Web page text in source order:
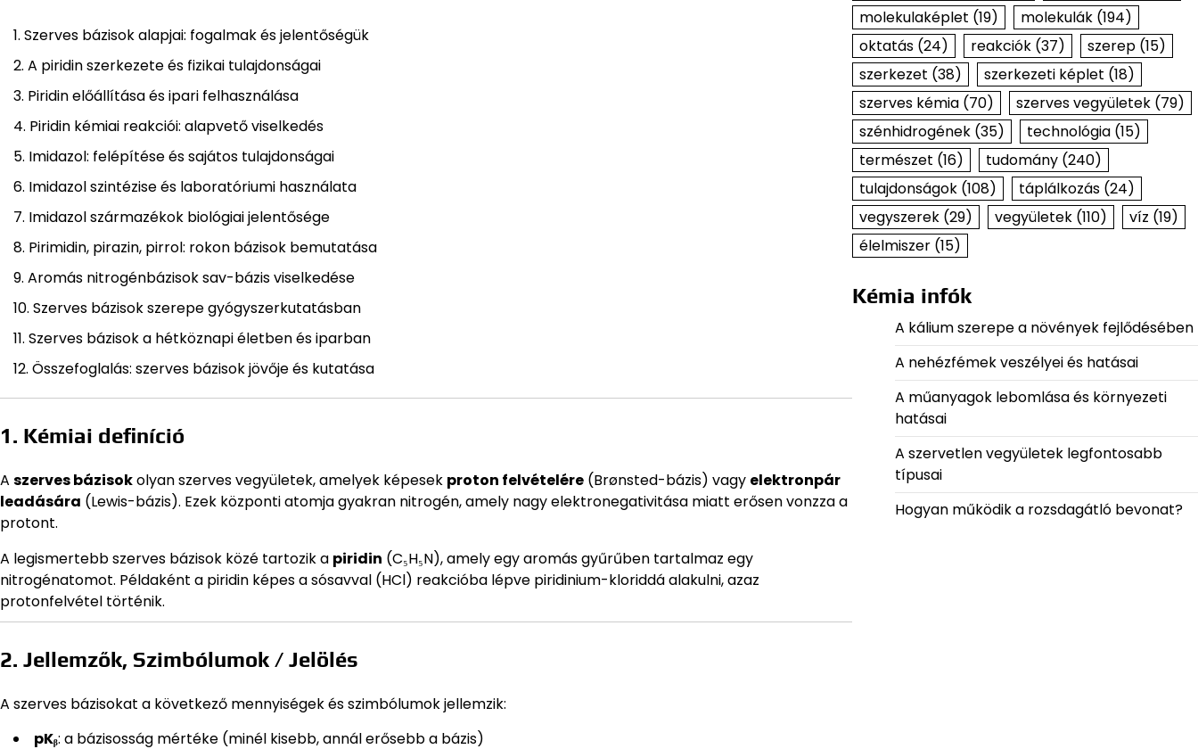
Szerves bázisok alapjai: fogalmak és jelentőségük
A piridin szerkezete és fizikai tulajdonságai
Piridin előállítása és ipari felhasználása
Piridin kémiai reakciói: alapvető viselkedés
Imidazol: felépítése és sajátos tulajdonságai
Imidazol szintézise és laboratóriumi használata
Imidazol származékok biológiai jelentősége
Pirimidin, pirazin, pirrol: rokon bázisok bemutatása
Aromás nitrogénbázisok sav-bázis viselkedése
Szerves bázisok szerepe gyógyszerkutatásban
Szerves bázisok a hétköznapi életben és iparban
Összefoglalás: szerves bázisok jövője és kutatása
1. Kémiai definíció
A szerves bázisokolyan szerves vegyületek, amelyek képesek proton felvételére (Brønsted-bázis) vagy elektronpár
leadására (Lewis-bázis). Ezek központi atomja gyakran nitrogén, amely nagy elektronegativitása miatt erősen vonzza a
protont.
A legismertebb szerves bázisok közé tartozik a piridin (C₅H₅N), amely egy aromás gyűrűben tartalmaz egy
nitrogénatomot. Példaként a piridin képes a sósavval (HCl) reakcióba lépve piridinium-kloriddá alakulni, azaz
protonfelvétel történik.
2. Jellemzők, Szimbólumok / Jelölés
A szerves bázisokat a következő mennyiségek és szimbólumok jellemzik:
pKᵦ: a bázisosság mértéke (minél kisebb, annál erősebb a bázis)
molekulaképlet (19) molekulák(194)
oktatás(24) reakciók(37) szerep(15)
szerkezet (38) szerkezeti képlet (18)
szerves kémia(70) szerves vegyületek(79)
szénhidrogének(35) technológia(15)
természet (16) tudomány(240)
tulajdonságok(108) táplálkozás(24)
vegyszerek(29) vegyületek(110) víz (19)
élelmiszer(15)
Kémia infók
A kálium szerepe a növények fejlődésében
A nehézfémek veszélyei és hatásai
A műanyagok lebomlása és környezeti
hatásai
A szervetlen vegyületek legfontosabb
típusai
Hogyan működik a rozsdagátló bevonat?